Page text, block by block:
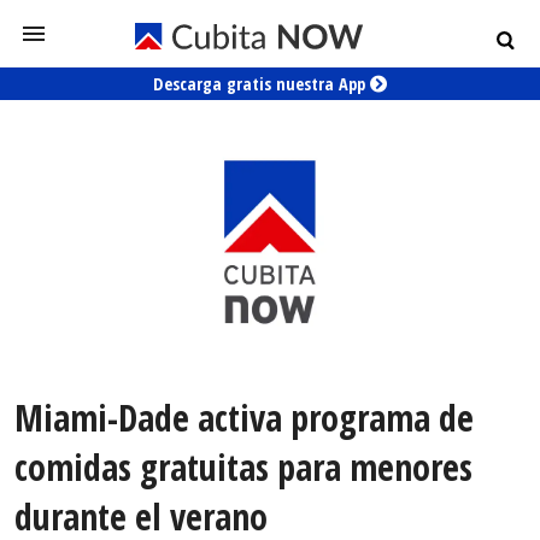
Descarga gratis nuestra App
Miami-Dade activa programa de
comidas gratuitas para menores
durante el verano